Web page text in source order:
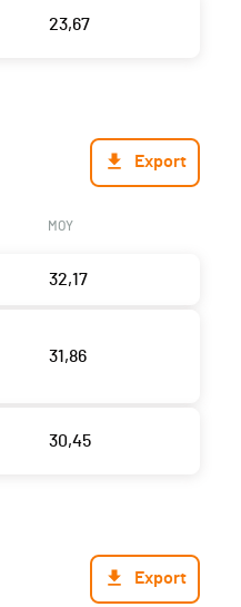
23,67
Export
MOY
32,17
31,86
30,45
Export